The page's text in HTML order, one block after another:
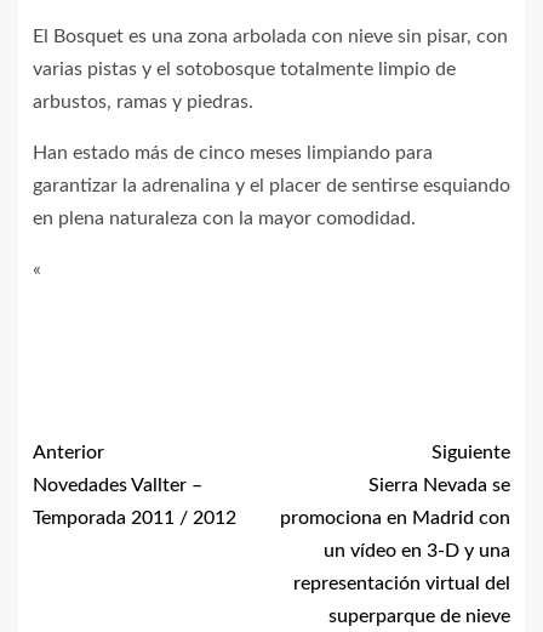
El Bosquet es una zona arbolada con nieve sin pisar, con
varias pistas y el sotobosque totalmente limpio de
arbustos, ramas y piedras.
Han estado más de cinco meses limpiando para
garantizar la adrenalina y el placer de sentirse esquiando
en plena naturaleza con la mayor comodidad.
«
Anterior
Novedades Vallter –
Temporada 2011 / 2012
Siguiente
Sierra Nevada se
promociona en Madrid con
un vídeo en 3-D y una
representación virtual del
superparque de nieve